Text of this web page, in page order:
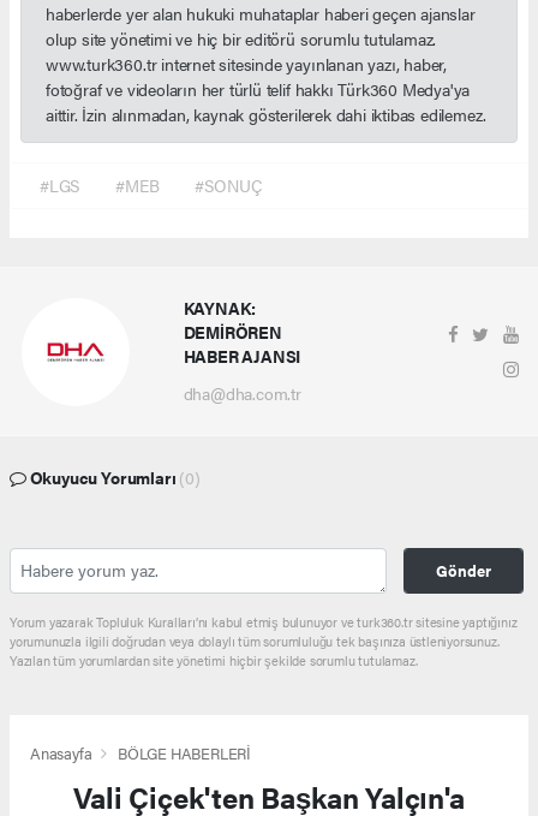
haberlerde yer alan hukuki muhataplar haberi geçen ajanslar
olup site yönetimi ve hiç bir editörü sorumlu tutulamaz.
www.turk360.tr internet sitesinde yayınlanan yazı, haber,
fotoğraf ve videoların her türlü telif hakkı Türk360 Medya'ya
aittir. İzin alınmadan, kaynak gösterilerek dahi iktibas edilemez.
#LGS #MEB #SONUÇ
KAYNAK:
DEMİRÖREN
HABER AJANSI
dha@dha.com.tr
Okuyucu Yorumları (0)
Gönder
Yorum yazarak Topluluk Kuralları’nı kabul etmiş bulunuyor ve turk360.tr sitesine yaptığınız
yorumunuzla ilgili doğrudan veya dolaylı tüm sorumluluğu tek başınıza üstleniyorsunuz.
Yazılan tüm yorumlardan site yönetimi hiçbir şekilde sorumlu tutulamaz.
Anasayfa BÖLGE HABERLERİ
Vali Çiçek'ten Başkan Yalçın'a